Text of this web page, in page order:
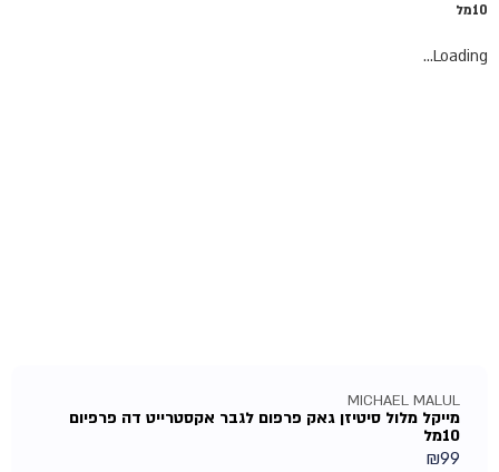
10מל
Loading...
MICHAEL MALUL
מייקל מלול סיטיזן גאק פרפום לגבר אקסטרייט דה פרפיום
10מל
₪99